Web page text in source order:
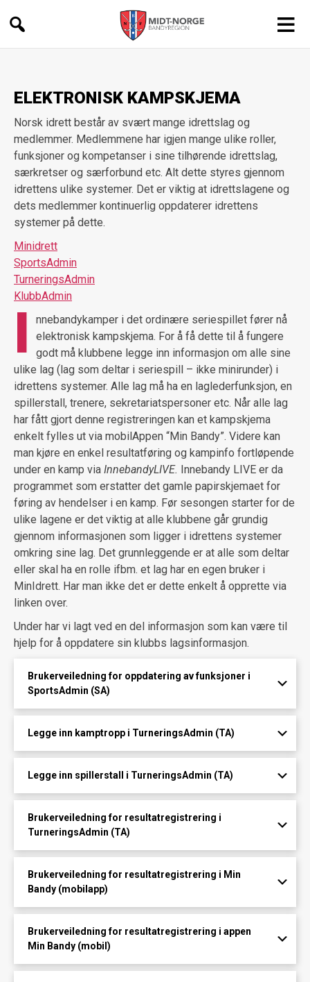
Midt-
ELEKTRONISK KAMPSKJEMA
Norsk idrett består av svært mange idrettslag og
medlemmer. Medlemmene har igjen mange ulike roller,
funksjoner og kompetanser i sine tilhørende idrettslag,
særkretser og særforbund etc. Alt dette styres gjennom
idrettens ulike systemer. Det er viktig at idrettslagene og
dets medlemmer kontinuerlig oppdaterer idrettens
systemer på dette.
Minidrett
SportsAdmin
TurneringsAdmin
KlubbAdmin
I
nnebandykamper i det ordinære seriespillet fører nå
elektronisk kampskjema. For å få dette til å fungere
godt må klubbene legge inn informasjon om alle sine
ulike lag (lag som deltar i seriespill – ikke minirunder) i
idrettens systemer. Alle lag må ha en laglederfunksjon, en
spillerstall, trenere, sekretariatspersoner etc. Når alle lag
har fått gjort denne registreringen kan et kampskjema
enkelt fylles ut via mobilAppen “Min Bandy”. Videre kan
man kjøre en enkel resultatføring og kampinfo fortløpende
under en kamp via InnebandyLIVE. Innebandy LIVE er da
programmet som erstatter det gamle papirskjemaet for
føring av hendelser i en kamp. Før sesongen starter for de
ulike lagene er det viktig at alle klubbene går grundig
gjennom informasjonen som ligger i idrettens systemer
omkring sine lag. Det grunnleggende er at alle som deltar
eller skal ha en rolle ifbm. et lag har en egen bruker i
MinIdrett. Har man ikke det er dette enkelt å opprette via
linken over.
Under har vi lagt ved en del informasjon som kan være til
hjelp for å oppdatere sin klubbs lagsinformasjon.
Brukerveiledning for oppdatering av funksjoner i
SportsAdmin (SA)
Legge inn kamptropp i TurneringsAdmin (TA)
Legge inn spillerstall i TurneringsAdmin (TA)
Brukerveiledning for resultatregistrering i
TurneringsAdmin (TA)
Brukerveiledning for resultatregistrering i Min
Bandy (mobilapp)
Brukerveiledning for resultatregistrering i appen
Min Bandy (mobil)